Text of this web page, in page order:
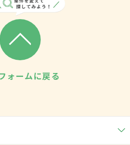
ォームに戻る